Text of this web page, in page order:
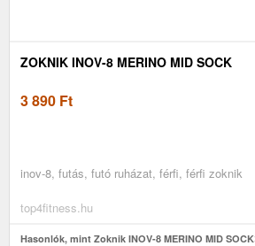
ZOKNIK INOV-8 MERINO MID SOCK
3 890 Ft
inov-8, futás, futó ruházat, férfi, férfi zoknik
top4fitness.hu
Hasonlók, mint Zoknik INOV-8 MERINO MID SOCK